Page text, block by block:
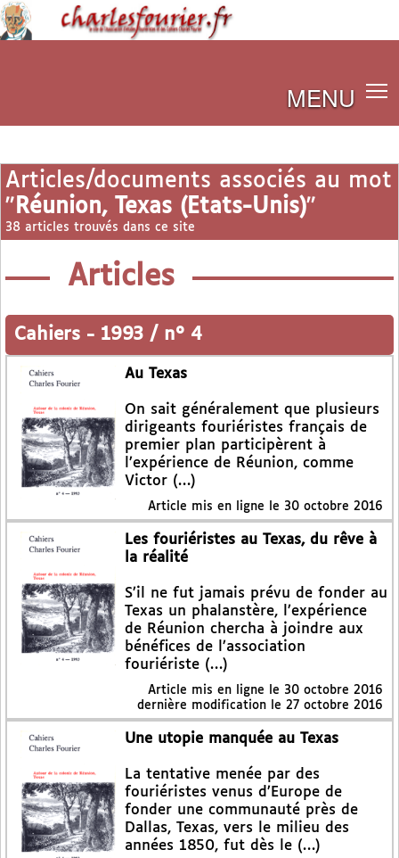
MENU
Articles/documents associés au mot
" Réunion, Texas (Etats-Unis)"
38 articles trouvés dans ce site
Articles
Cahiers - 1993 / n° 4
Au Texas
On sait généralement que plusieurs
dirigeants fouriéristes français de
premier plan participèrent à
l’expérience de Réunion, comme
Victor (…)
Article mis en ligne le 30 octobre 2016
Les fouriéristes au Texas, du rêve à
la réalité
S’il ne fut jamais prévu de fonder au
Texas un phalanstère, l’expérience
de Réunion chercha à joindre aux
bénéfices de l’association
fouriériste (…)
Article mis en ligne le 30 octobre 2016
dernière modification le 27 octobre 2016
Une utopie manquée au Texas
La tentative menée par des
fouriéristes venus d’Europe de
fonder une communauté près de
Dallas, Texas, vers le milieu des
années 1850, fut dès le (…)